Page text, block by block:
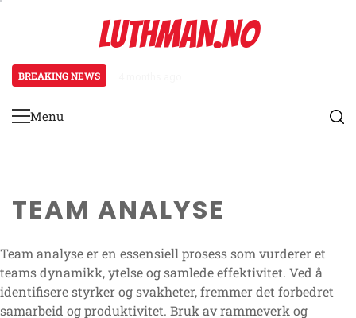
LUTHMAN.NO
BREAKING NEWS
Primary
Menu
TEAM ANALYSE
Team analyse er en essensiell prosess som vurderer et
teams dynamikk, ytelse og samlede effektivitet. Ved å
identifisere styrker og svakheter, fremmer det forbedret
samarbeid og produktivitet. Bruk av rammeverk og